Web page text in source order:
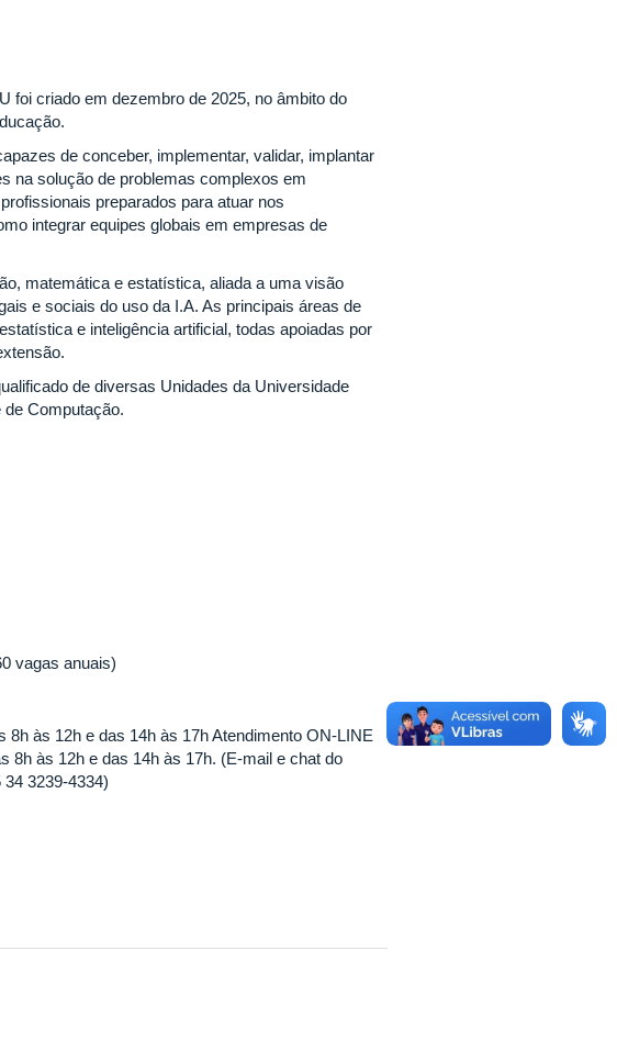
foi criado em dezembro de 2025, no âmbito do
de conceber, implementar, validar, implantar
na solução de problemas complexos em
preparados para atuar nos
integrar equipes globais em empresas de
matemática e estatística, aliada a uma visão
e sociais do uso da I.A. As principais áreas de
e inteligência artificial, todas apoiadas por
de diversas Unidades da Universidade
de Computação.
vagas anuais)
às 12h e das 14h às 17h Atendimento ON-LINE
8h às 12h e das 14h às 17h. (E-mail e chat do
3239-4334)